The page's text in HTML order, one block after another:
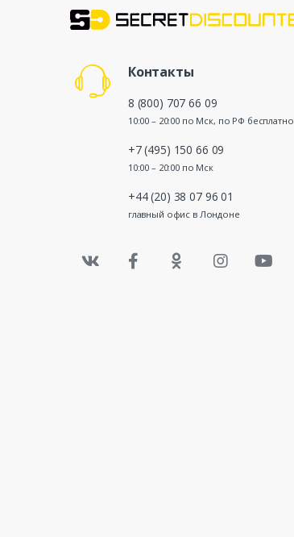
Контакты
8 (800) 707 66 09
10:00 – 20:00 по Мск, по РФ бесплатно
+7 (495) 150 66 09
10:00 – 20:00 по Мск
+44 (20) 38 07 96 01
главный офис в Лондоне